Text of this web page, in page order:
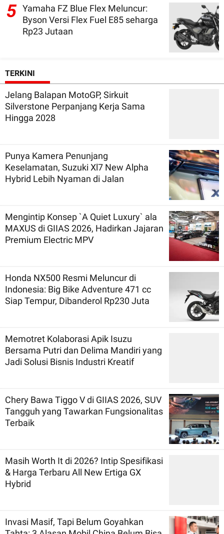
5 Yamaha FZ Blue Flex Meluncur:
Byson Versi Flex Fuel E85 seharga
Rp23 Jutaan
TERKINI
Jelang Balapan MotoGP, Sirkuit
Silverstone Perpanjang Kerja Sama
Hingga 2028
Punya Kamera Penunjang
Keselamatan, Suzuki Xl7 New Alpha
Hybrid Lebih Nyaman di Jalan
Mengintip Konsep `A Quiet Luxury` ala
MAXUS di GIIAS 2026, Hadirkan Jajaran
Premium Electric MPV
Honda NX500 Resmi Meluncur di
Indonesia: Big Bike Adventure 471 cc
Siap Tempur, Dibanderol Rp230 Juta
Memotret Kolaborasi Apik Isuzu
Bersama Putri dan Delima Mandiri yang
Jadi Solusi Bisnis Industri Kreatif
Chery Bawa Tiggo V di GIIAS 2026, SUV
Tangguh yang Tawarkan Fungsionalitas
Terbaik
Masih Worth It di 2026? Intip Spesifikasi
& Harga Terbaru All New Ertiga GX
Hybrid
Invasi Masif, Tapi Belum Goyahkan